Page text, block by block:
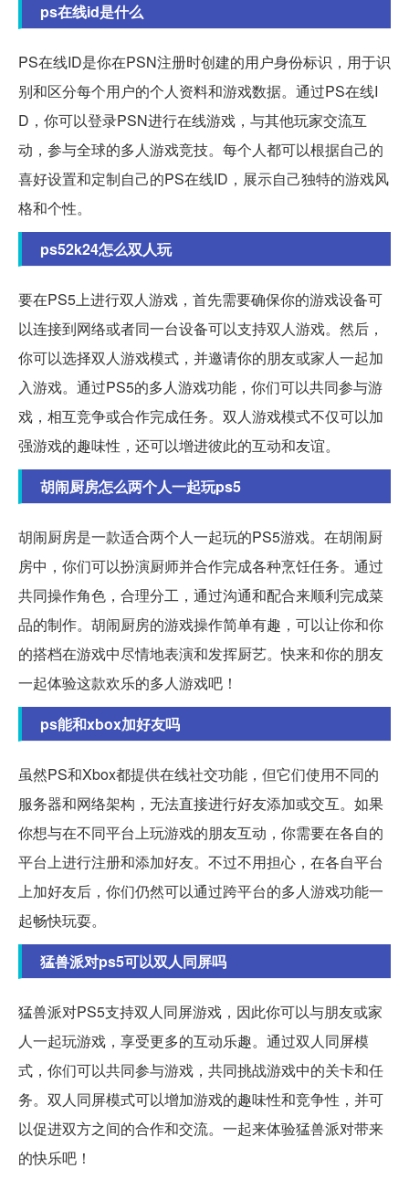
ps在线id是什么
PS在线ID是你在PSN注册时创建的用户身份标识，用于识
别和区分每个用户的个人资料和游戏数据。通过PS在线I
D，你可以登录PSN进行在线游戏，与其他玩家交流互
动，参与全球的多人游戏竞技。每个人都可以根据自己的
喜好设置和定制自己的PS在线ID，展示自己独特的游戏风
格和个性。
ps52k24怎么双人玩
要在PS5上进行双人游戏，首先需要确保你的游戏设备可
以连接到网络或者同一台设备可以支持双人游戏。然后，
你可以选择双人游戏模式，并邀请你的朋友或家人一起加
入游戏。通过PS5的多人游戏功能，你们可以共同参与游
戏，相互竞争或合作完成任务。双人游戏模式不仅可以加
强游戏的趣味性，还可以增进彼此的互动和友谊。
胡闹厨房怎么两个人一起玩ps5
胡闹厨房是一款适合两个人一起玩的PS5游戏。在胡闹厨
房中，你们可以扮演厨师并合作完成各种烹饪任务。通过
共同操作角色，合理分工，通过沟通和配合来顺利完成菜
品的制作。胡闹厨房的游戏操作简单有趣，可以让你和你
的搭档在游戏中尽情地表演和发挥厨艺。快来和你的朋友
一起体验这款欢乐的多人游戏吧！
ps能和xbox加好友吗
虽然PS和Xbox都提供在线社交功能，但它们使用不同的
服务器和网络架构，无法直接进行好友添加或交互。如果
你想与在不同平台上玩游戏的朋友互动，你需要在各自的
平台上进行注册和添加好友。不过不用担心，在各自平台
上加好友后，你们仍然可以通过跨平台的多人游戏功能一
起畅快玩耍。
猛兽派对ps5可以双人同屏吗
猛兽派对PS5支持双人同屏游戏，因此你可以与朋友或家
人一起玩游戏，享受更多的互动乐趣。通过双人同屏模
式，你们可以共同参与游戏，共同挑战游戏中的关卡和任
务。双人同屏模式可以增加游戏的趣味性和竞争性，并可
以促进双方之间的合作和交流。一起来体验猛兽派对带来
的快乐吧！